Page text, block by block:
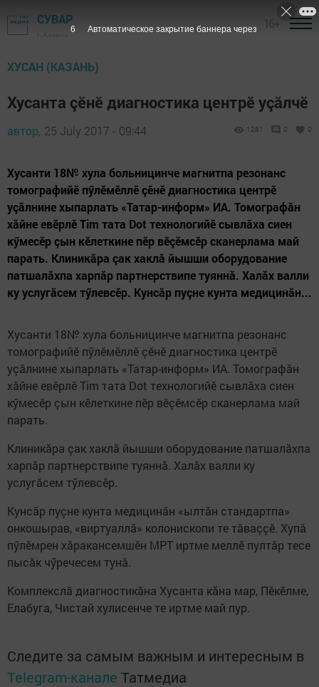
СУВАР
ХУСАН (КАЗАНЬ)
Хусанта çӗнӗ диагностика центрӗ уçăлчӗ
автор, 25 July 2017 - 09:44 1281 0 0
Хусанти 18№ хула больницинче магнитпа резонанс
томографийӗ пӳлӗмӗллӗ çӗнӗ диагностика центрӗ
уçăлнине хыпарлать «Татар-информ» ИА. Томографăн
хăйне евӗрлӗ Tim тата Dot технологийӗ сывлăха сиен
кӳмесӗр çын кӗлеткине пӗр вӗçӗмсӗр сканерлама май
парать. Клиникăра çак хаклă йышши оборудование
патшалăхпа харпăр партнерствипе туяннă. Халăх валли
ку услугăсем тӳлевсӗр. Кунсăр пуçне кунта медицинăн...
Хусанти 18№ хула больницинче магнитпа резонанс
томографийӗ пӳлӗмӗллӗ çӗнӗ диагностика центрӗ
уçăлнине хыпарлать «Татар-информ» ИА. Томографăн
хăйне евӗрлӗ Tim тата Dot технологийӗ сывлăха сиен
кӳмесӗр çын кӗлеткине пӗр вӗçӗмсӗр сканерлама май
парать.
Клиникăра çак хаклă йышши оборудование патшалăхпа
харпăр партнерствипе туяннă. Халăх валли ку
услугăсем тӳлевсӗр.
Кунсăр пуçне кунта медицинăн «ылтăн стандартпа»
онкошырав, «виртуаллă» колонископи те тăваççӗ. Хупă
пӳлӗмрен хăракансемшӗн МРТ иртме меллӗ пултăр тесе
пысăк чӳречесем тунă.
Комплекслă диагностикăна Хусанта кăна мар, Пӗкӗлме,
Елабуга, Чистай хулисенче те иртме май пур.
Следите за самым важным и интересным в
Telegram-канале Татмедиа
5 Автоматическое закрытие баннера через